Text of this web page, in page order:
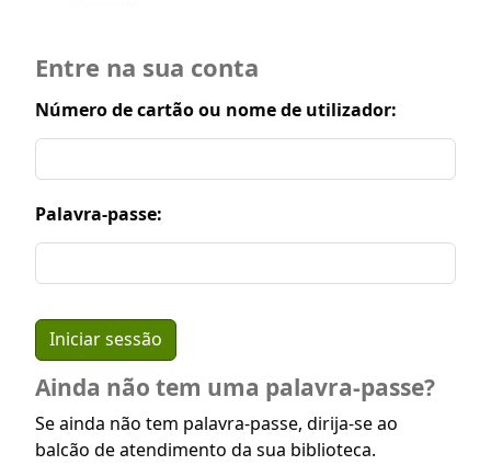
Entre na sua conta
Número de cartão ou nome de utilizador:
Palavra-passe:
Ainda não tem uma palavra-passe?
Se ainda não tem palavra-passe, dirija-se ao
balcão de atendimento da sua biblioteca.